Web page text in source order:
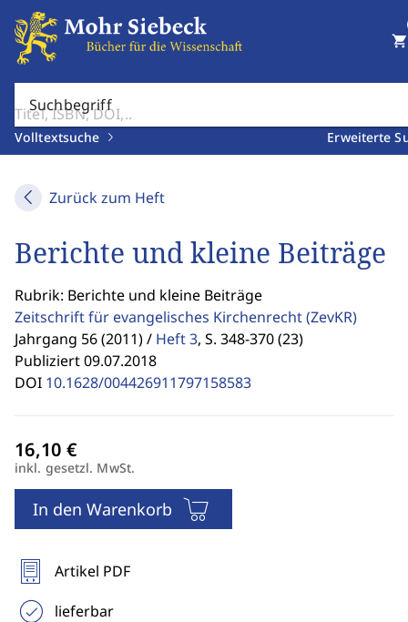
Suchbegriff
Volltextsuche Erweiterte
shopping_cart
Zurück zum Heft
Berichte und kleine Beiträge
Rubrik: Berichte und kleine Beiträge
Zeitschrift für evangelisches Kirchenrecht(ZevKR)
Jahrgang 56 (2011) / Heft 3, S. 348-370 (23)
Publiziert 09.07.2018
DOI 10.1628/004426911797158583
inkl. gesetzl. MwSt.
In den Warenkorb
Artikel PDF
lieferbar